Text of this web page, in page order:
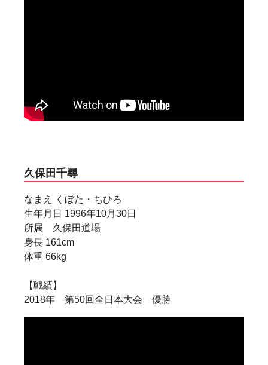
級 優勝
2017年 第6回世界ウエイト制大会 女子中量級
2015年 第11回世界大会 日本代表
久保田千尋
なまえ くぼた・ちひろ
生年月日 1996年10月30日
所属 久保田道場
身長 161cm
体重 66kg
【戦績】
2018年 第50回全日本大会 優勝